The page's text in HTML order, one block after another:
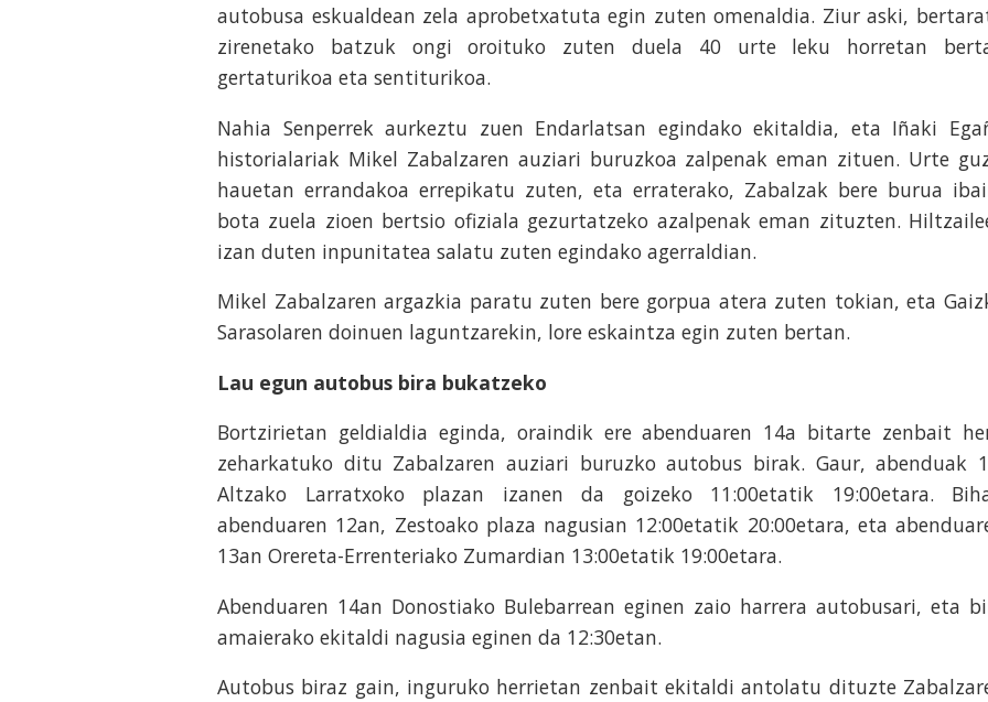
autobusa eskualdean zela aprobetxatuta egin zuten omenaldia. Ziur aski,
zirenetako batzuk ongi oroituko zuten duela 40 urte leku horretan
gertaturikoa eta sentiturikoa.
Nahia Senperrek aurkeztu zuen Endarlatsan egindako ekitaldia, eta Iñaki
historialariak Mikel Zabalzaren auziari buruzkoa zalpenak eman zituen. Urte
hauetan errandakoa errepikatu zuten, eta erraterako, Zabalzak bere burua
bota zuela zioen bertsio ofiziala gezurtatzeko azalpenak eman zituzten.
izan duten inpunitatea salatu zuten egindako agerraldian.
Mikel Zabalzaren argazkia paratu zuten bere gorpua atera zuten tokian, eta
Sarasolaren doinuen laguntzarekin, lore eskaintza egin zuten bertan.
Lau egun autobus bira bukatzeko
Bortzirietan geldialdia eginda, oraindik ere abenduaren 14a bitarte zenbait
zeharkatuko ditu Zabalzaren auziari buruzko autobus birak. Gaur, abenduak
Altzako Larratxoko plazan izanen da goizeko 11:00etatik 19:00etara.
abenduaren 12an, Zestoako plaza nagusian 12:00etatik 20:00etara, eta
13an Orereta-Errenteriako Zumardian 13:00etatik 19:00etara.
Abenduaren 14an Donostiako Bulebarrean eginen zaio harrera autobusari, eta
amaierako ekitaldi nagusia eginen da 12:30etan.
Autobus biraz gain, inguruko herrietan zenbait ekitaldi antolatu dituzte